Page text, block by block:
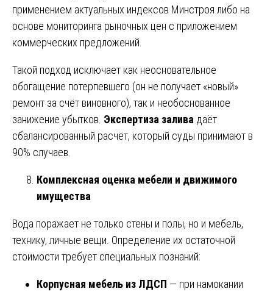
применением актуальных индексов Минстроя либо на
основе мониторинга рыночных цен с приложением
коммерческих предложений.
Такой подход исключает как неосновательное
обогащение потерпевшего (он не получает «новый»
ремонт за счёт виновного), так и необоснованное
занижение убытков. Экспертиза залива даёт
сбалансированный расчёт, который суды принимают в
90% случаев.
Комплексная оценка мебели и движимого
имущества
Вода поражает не только стены и полы, но и мебель,
технику, личные вещи. Определение их остаточной
стоимости требует специальных познаний:
Корпусная мебель из ЛДСП — при намокании